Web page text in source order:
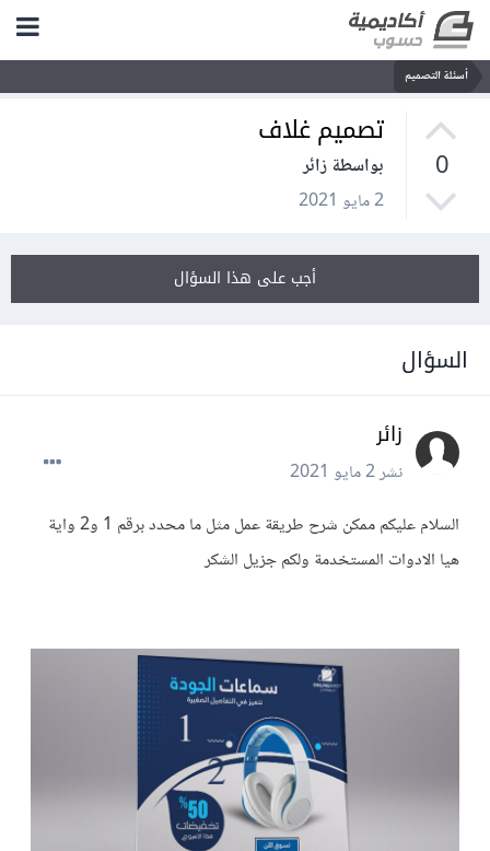
أسئلة التصميم
0
تصميم غلاف
بواسطة زائر
2 مايو 2021
أجب على هذا السؤال
السؤال
زائر
نشر2 مايو 2021
السلام عليكم ممكن شرح طريقة عمل مثل ما محدد برقم 1 و2 واية
هيا الادوات المستخدمة ولكم جزيل الشكر